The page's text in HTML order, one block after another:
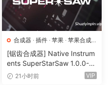
音符效果、容器设备和信号
音乐。
，它具有多种播放模式、基
编辑器。
合成器 · 插件 · 苹果 · 苹果合成
器
[锯齿合成器] Native Instrum
ents SuperStarSaw 1.0.0-H
CiSO [MacOSX]（182.43M
21小时前 VIP